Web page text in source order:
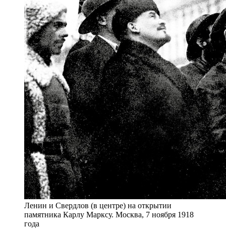
Ленин и Свердлов (в центре) на открытии
памятника Карлу Марксу. Москва, 7 ноября 1918
года